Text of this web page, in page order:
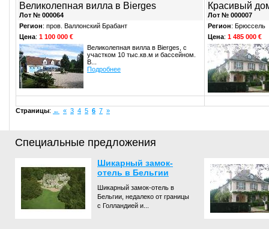
Великолепная вилла в Bierges
Лот № 000064
Регион: пров. Валлонский Брабант
Цена: 1 100 000 €
Великолепная вилла в Bierges, с
участком 10 тыс.кв.м и бассейном.
В...
Подробнее
Красивый
Лот № 000007
Регион: Брюссель
Цена: 1 485 000 €
Страницы: ← « 3 4 5 6 7 »
Специальные предложения
Шикарный замок-
отель в Бельгии
Шикарный замок-отель в
Бельгии, недалеко от границы
с Голландией и...